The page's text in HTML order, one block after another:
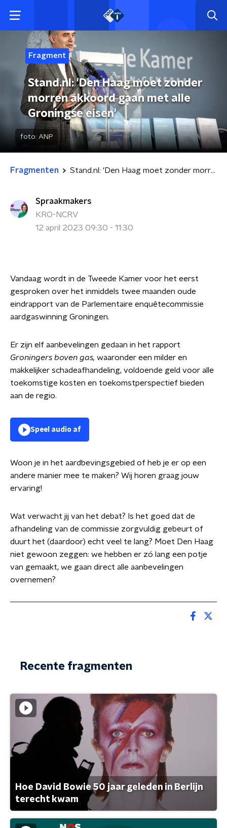
Fragment
Stand.nl: 'Den Haag moet zonder
morren akkoord gaan met alle
Groningse eisen'
foto: ANP
Fragmenten Stand.nl: 'Den Haag moet zonder morren akkoord gaan met alle Groningse eisen'
Spraakmakers
KRO-NCRV
12 april 2023 09:30 - 11:30
Vandaag wordt in de Tweede Kamer voor het eerst
gesproken over het inmiddels twee maanden oude
eindrapport van de Parlementaire enquêtecommissie
aardgaswinning Groningen.
Er zijn elf aanbevelingen gedaan in het rapport
Groningers boven gas, waaronder een milder en
makkelijker schadeafhandeling, voldoende geld voor alle
toekomstige kosten en toekomstperspectief bieden
aan de regio.
Speel audio af
Woon je in het aardbevingsgebied of heb je er op een
andere manier mee te maken? Wij horen graag jouw
ervaring!
Wat verwacht jij van het debat? Is het goed dat de
afhandeling van de commissie zorgvuldig gebeurt of
duurt het (daardoor) echt veel te lang? Moet Den Haag
niet gewoon zeggen: we hebben er zó lang een potje
van gemaakt, we gaan direct alle aanbevelingen
overnemen?
Recente fragmenten
Hoe David Bowie 50 jaar geleden in Berlijn
terecht kwam